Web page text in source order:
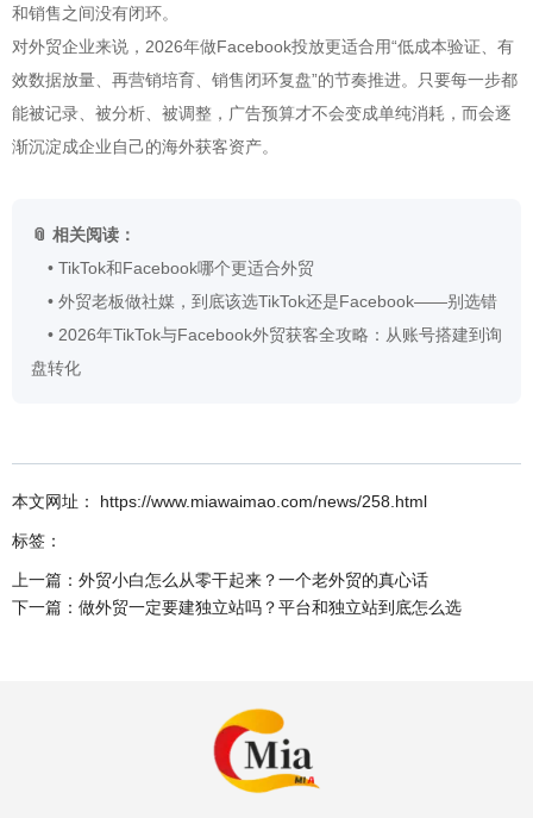
和销售之间没有闭环。
对外贸企业来说，2026年做Facebook投放更适合用“低成本验证、有
效数据放量、再营销培育、销售闭环复盘”的节奏推进。只要每一步都
能被记录、被分析、被调整，广告预算才不会变成单纯消耗，而会逐
渐沉淀成企业自己的海外获客资产。
📎 相关阅读：
• TikTok和Facebook哪个更适合外贸
• 外贸老板做社媒，到底该选TikTok还是Facebook——别选错
• 2026年TikTok与Facebook外贸获客全攻略：从账号搭建到询
盘转化
本文网址： https://www.miawaimao.com/news/258.html
标签：
上一篇： 外贸小白怎么从零干起来？一个老外贸的真心话
下一篇： 做外贸一定要建独立站吗？平台和独立站到底怎么选